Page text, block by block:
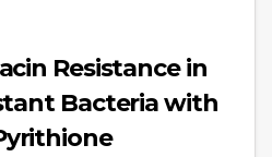
Resistance in
Bacteria with